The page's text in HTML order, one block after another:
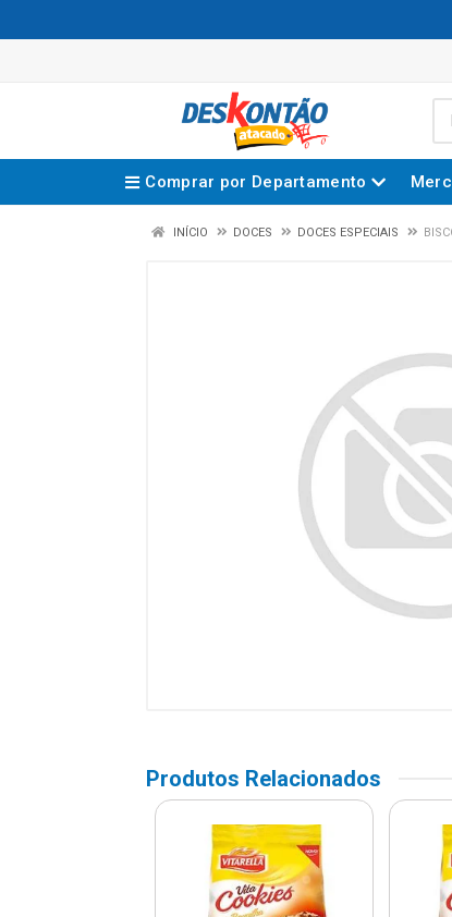
Comprar por Departamento
INÍCIO DOCES DOCES ESPECIAIS
Produtos Relacionados